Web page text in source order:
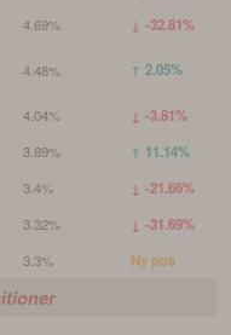
4.69% ↓ -32.81%
4.48% ↑ 2.05%
4.04% ↓ -3.81%
3.89% ↑ 11.14%
3.4% ↓ -21.66%
3.32% ↓ -31.69%
3.3% Ny pos